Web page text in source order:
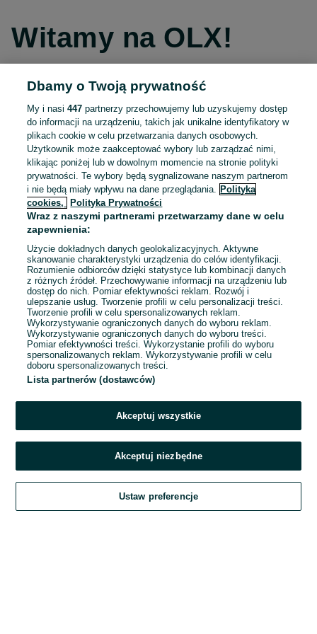
Witamy na OLX!
Kontynuuj przez Facebooka
Kontynuuj przez konto Apple
Kontynuuj przez konto Google
LUB
E-mail
Hasło
Zaloguj się
Kontynuując za pośrednictwem jednego z dostawców wskazanych powyżej,
OLX.pl w jego aktualnym brzmieniu.
Dbamy o Twoją prywatność
My i nasi447 partnerzy przechowujemy lub uzyskujemy dostęp
do informacji na urządzeniu, takich jak unikalne identyfikatory w
plikach cookie w celu przetwarzania danych osobowych.
Użytkownik może zaakceptować wybory lub zarządzać nimi,
klikając poniżej lub w dowolnym momencie na stronie polityki
prywatności. Te wybory będą sygnalizowane naszym partnerom
i nie będą miały wpływu na dane przeglądania.
Polityka
cookies,
Polityka Prywatności
Wraz z naszymi partnerami przetwarzamy dane w celu
zapewnienia:
Użycie dokładnych danych geolokalizacyjnych. Aktywne
skanowanie charakterystyki urządzenia do celów identyfikacji.
Rozumienie odbiorców dzięki statystyce lub kombinacji danych
z różnych źródeł. Przechowywanie informacji na urządzeniu lub
dostęp do nich. Pomiar efektywności reklam. Rozwój i
ulepszanie usług. Tworzenie profili w celu personalizacji treści.
Tworzenie profili w celu spersonalizowanych reklam.
Wykorzystywanie ograniczonych danych do wyboru reklam.
Wykorzystywanie ograniczonych danych do wyboru treści.
Pomiar efektywności treści. Wykorzystanie profili do wyboru
spersonalizowanych reklam. Wykorzystywanie profili w celu
doboru spersonalizowanych treści.
Lista partnerów (dostawców)
Akceptuj wszystkie
Akceptuj niezbędne
Ustaw preferencje